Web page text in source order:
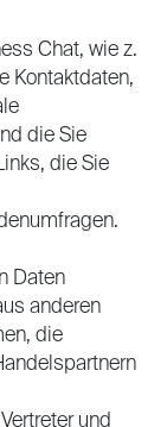
Chat, wie z.
Kontaktdaten,
die Sie
die Sie
Daten
anderen
die
und